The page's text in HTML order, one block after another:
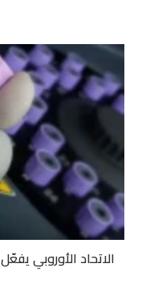
الاتحاد الأوروبي